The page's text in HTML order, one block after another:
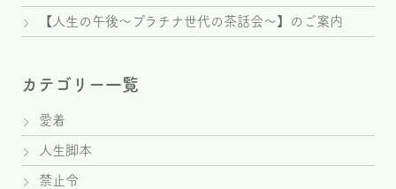
【人生の午後～プラチナ世代の茶話会～】のご案内
カテゴリー一覧
愛着
人生脚本
禁止令